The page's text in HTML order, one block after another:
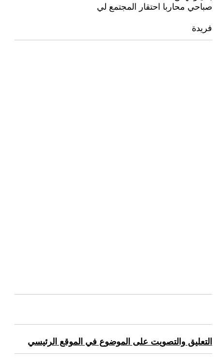
صباحي محاربا احتقار المجتمع لي
فريدة
التعليق والتصويت على الموضوع في الموقع الرئيسي